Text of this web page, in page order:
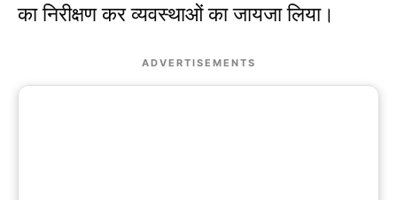
का निरीक्षण कर व्यवस्थाओं का जायजा लिया।
ADVERTISEMENTS